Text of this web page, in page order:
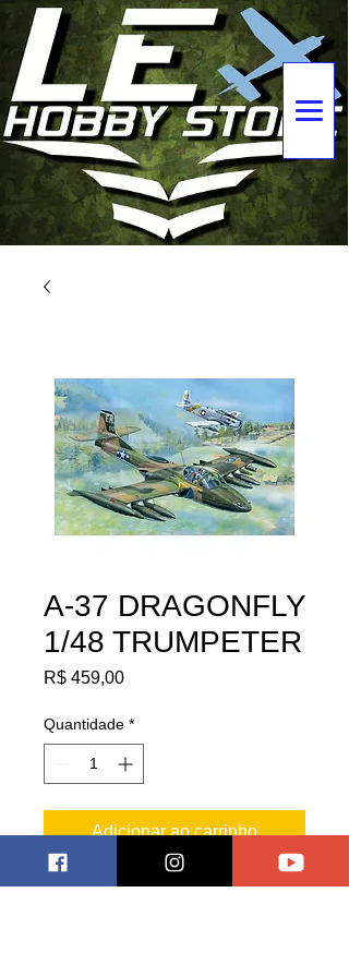
A-37 DRAGONFLY
1/48 TRUMPETER
R$ 459,00Preço
Quantidade *
Adicionar ao carrinho